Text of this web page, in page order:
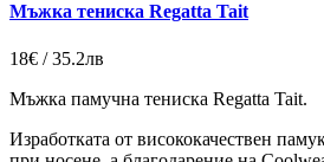
Мъжка тениска Regatta Tait
18€ / 35.2лв
Мъжка памучна тениска Regatta Tait.
Изработката от висококачествен